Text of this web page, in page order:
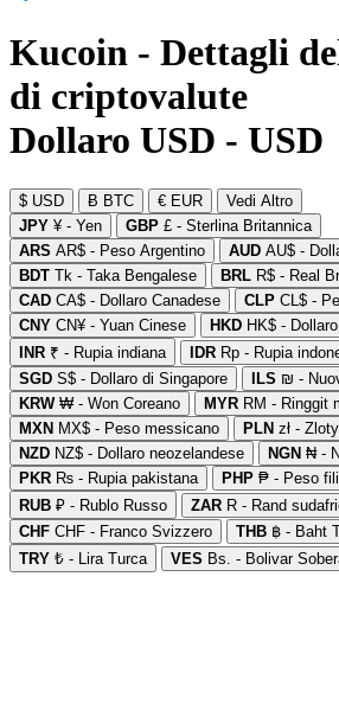
Kucoin - Dettagli
di criptovalute
Dollaro USD - USD
$ USD Ƀ BTC € EUR
Vedi Altro
JPY ¥ - Yen GBP £ - Sterlina Britannica
ARS AR$ - Peso Argentino AUD AU$ -
BDT Tk - Taka Bengalese BRL R$ - Real
CAD CA$ - Dollaro Canadese CLP CL$ -
CNY CN¥ - Yuan Cinese HKD HK$ -
INR ₹ - Rupia indiana IDR Rp - Rupia
SGD S$ - Dollaro di Singapore ILS ₪ -
KRW₩ - Won Coreano MYR RM - Ringgit
MXN MX$ - Peso messicano PLN zł -
NZD NZ$ - Dollaro neozelandese NGN ₦ -
PKR ₨ - Rupia pakistana PHP ₱ - Peso
RUB ₽ - Rublo Russo ZAR R - Rand
CHF CHF - Franco Svizzero THB ฿ - Baht
TRY ₺ - Lira Turca VES Bs. - Bolivar